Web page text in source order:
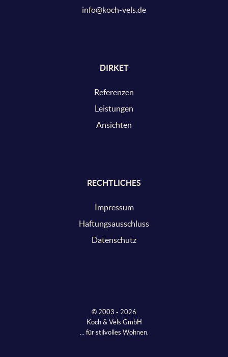
info@koch-vels.de
DIRKET
Referenzen
Leistungen
Ansichten
RECHTLICHES
Impressum
Haftungsausschluss
Datenschutz
© 2003 - 2026
Koch & Vels GmbH
... für stilvolles Wohnen.